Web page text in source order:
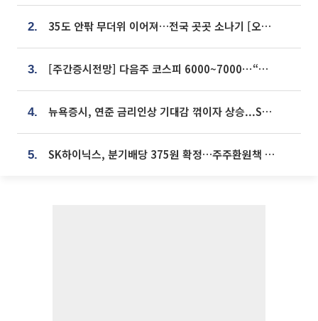
2. 35도 안팎 무더위 이어져…전국 곳곳 소나기 [오늘 날씨]
3. [주간증시전망] 다음주 코스피 6000~7000⋯“外人 수급은 정책이 변수”
4. 뉴욕증시, 연준 금리인상 기대감 꺾이자 상승...S&P500 사상 최고치 [종합]
5. SK하이닉스, 분기배당 375원 확정…주주환원책 9월로 앞당겨 발표